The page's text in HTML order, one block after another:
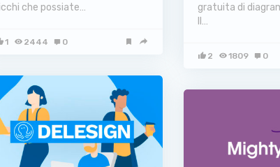
che possiate…
1 2444 0
gratuita di
Il…
2 1809 0